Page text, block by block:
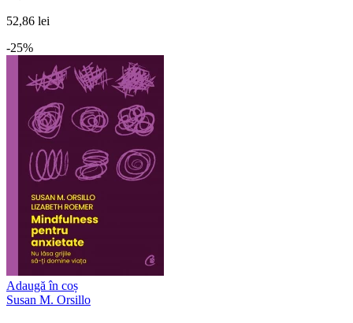
52,86 lei
-25%
Adaugă în coș
Susan M. Orsillo